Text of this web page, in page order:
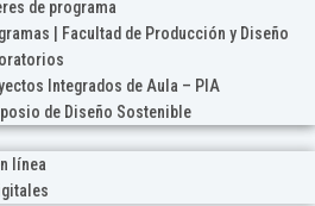
de programa
| Facultad de Producción y Diseño
Integrados de Aula – PIA
de Diseño Sostenible
línea